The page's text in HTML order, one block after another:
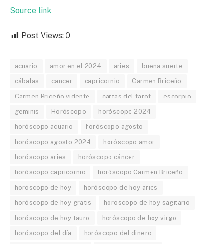
Source link
Post Views: 0
acuario amor en el 2024 aries buena suerte
cábalas cancer capricornio Carmen Briceño
Carmen Briceño vidente cartas del tarot escorpio
geminis Horóscopo horóscopo 2024
horóscopo acuario horóscopo agosto
horóscopo agosto 2024 horóscopo amor
horóscopo aries horóscopo cáncer
horóscopo capricornio horóscopo Carmen Briceño
horoscopo de hoy horóscopo de hoy aries
horóscopo de hoy gratis horoscopo de hoy sagitario
horóscopo de hoy tauro horóscopo de hoy virgo
horóscopo del día horóscopo del dinero